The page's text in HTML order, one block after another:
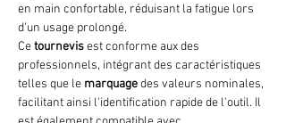
en main confortable, réduisant la fatigue lors
d'un usage prolongé.
Cetournevisest conforme aux des
professionnels, intégrant des caractéristiques
telles que le marquagedes valeurs nominales,
facilitant ainsi l'identification rapide de l'outil. Il